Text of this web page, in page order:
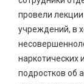
провели
учреждений, в
наркотических
подростков об